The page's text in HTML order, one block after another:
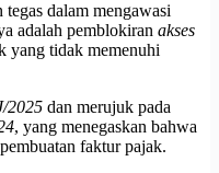
dalam mengawasi
adalah pemblokiran akses
yang tidak memenuhi
2025 dan merujuk pada
, yang menegaskan bahwa
faktur pajak.